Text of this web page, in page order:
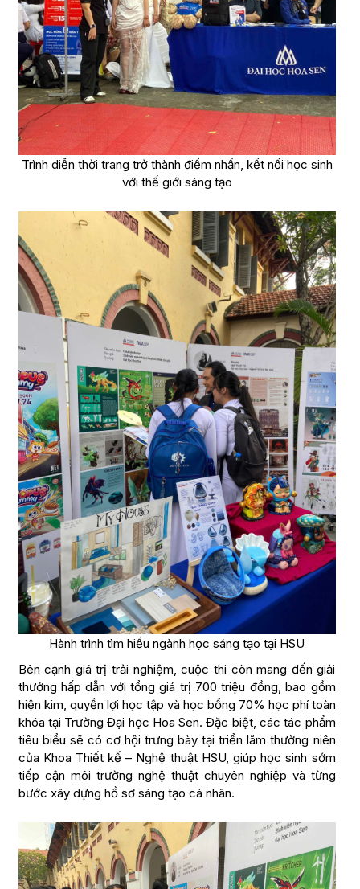
Trình diễn thời trang trở thành điểm nhấn, kết nối học sinh
với thế giới sáng tạo
Hành trình tìm hiểu ngành học sáng tạo tại HSU
Bên cạnh giá trị trải nghiệm, cuộc thi còn mang đến giải
thưởng hấp dẫn với tổng giá trị 700 triệu đồng, bao gồm
hiện kim, quyền lợi học tập và học bổng 70% học phí toàn
khóa tại Trường Đại học Hoa Sen. Đặc biệt, các tác phẩm
tiêu biểu sẽ có cơ hội trưng bày tại triển lãm thường niên
của Khoa Thiết kế – Nghệ thuật HSU, giúp học sinh sớm
tiếp cận môi trường nghệ thuật chuyên nghiệp và từng
bước xây dựng hồ sơ sáng tạo cá nhân.